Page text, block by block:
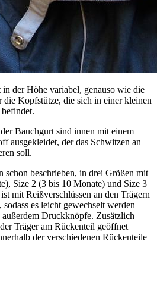
der Höhe variabel, genauso wie die
Kopfstütze, die sich in einer kleinen
Bauchgurt sind innen mit einem
ausgekleidet, der das Schwitzen an
soll.
schon beschrieben, in drei Größen mit
Size 2 (3 bis 10 Monate) und Size 3
mit Reißverschlüssen an den Trägern
es leicht gewechselt werden
Druckknöpfe. Zusätzlich
Träger am Rückenteil geöffnet
der verschiedenen Rückenteile